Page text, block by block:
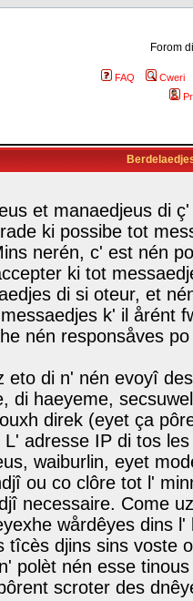
Forom
FAQ
Cweri
et manaedjeus di
ki possibe tot
nerén, c' est nén
ki tot
di si oteur, et
k' il årént
nén responsåves
eto di n' nén evoyî
di haeyeme,
direk (eyet ça
L' adresse IP di tos
waiburlin, eyet
ou co clôre tot l'
necessaire. Come
wårdêyes dins
tîcès djins sins voste
polèt nén esse
scroter des